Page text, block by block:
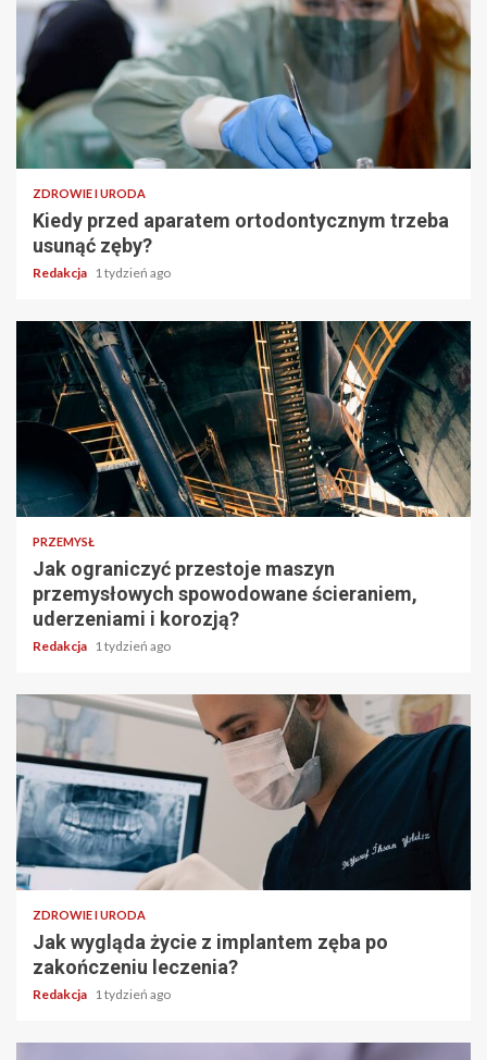
ZDROWIE I URODA
Kiedy przed aparatem ortodontycznym trzeba
usunąć zęby?
Redakcja 1 tydzień ago
PRZEMYSŁ
Jak ograniczyć przestoje maszyn
przemysłowych spowodowane ścieraniem,
uderzeniami i korozją?
Redakcja 1 tydzień ago
ZDROWIE I URODA
Jak wygląda życie z implantem zęba po
zakończeniu leczenia?
Redakcja 1 tydzień ago